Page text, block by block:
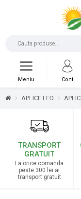
Cont
Meniu
APLICE LED
TRANSPORT
GRATUIT
La orice comanda
peste 300 lei ai
transport gratuit